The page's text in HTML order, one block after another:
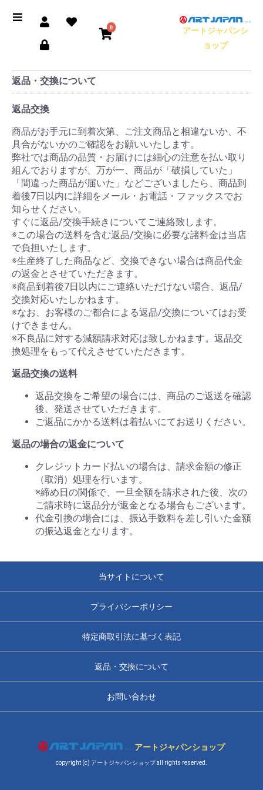
0
アートジャパンシ
ョップ
返品・交換について
返品交換
商品がお手元に到着次第、ご注文商品と相違ないか、不
具合がないかのご確認をお願いいたします。
弊社では商品の品質・お届けには細心の注意を払い取り
組んでおりますが、万が一、商品が「破損していた」
「間違った商品が届いた」などございましたら、商品到
着後7日以内に詳細をメール・お電話・ファックスでお
知らせください。
すぐに返品/交換手続きについてご連絡致します。
※この場合の送料を含む返品/交換に必要な諸料金は当店
で負担いたします。
※生産終了した商品など、交換できない場合は商品代金
の返金とさせていただきます。
※商品到着後7日以内にご連絡いただけない場合、返品/
交換対応いたしかねます。
※なお、お客様のご都合による返品/交換についてはお受
けできません。
※不良品に対する減額請求対応は致しかねます。返品交
換処理をもって代えさせていただきます。
返品交換の送料
返品交換をご希望の場合には、商品のご返送を確認
後、発送させていただきます。
ご返品にかかる送料は着払いにてお送りください。
返品の場合の返金について
クレジットカード払いの場合は、請求金額の修正
（取消）処理を行います。
※締め日の関係で、一旦全額を請求された後、次の
ご請求時に返品分が返金となる場合もございます。
代金引換の場合には、振込手数料を差し引いた金額
の振込返金となります。
当サイトについて
プライバシーポリシー
特定商取引法に基づく表記
返品・交換について
お問い合わせ
アートジャパンショップ
copyright (c) アートジャパンショップ all rights reserved.